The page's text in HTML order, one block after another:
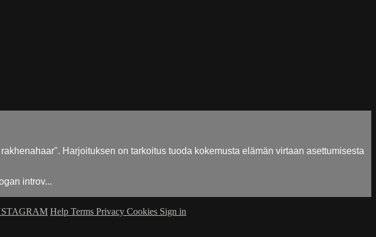
Harjoituksen on tarkoitus tuoda kokemusta elämän virtaan asettumisesta
introv...
Help Terms Privacy Cookies Sign in